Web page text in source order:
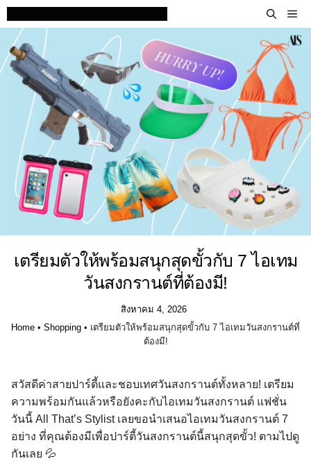
Skip
to
content
เตรียมตัวให้พร้อมสนุกสุดขั้วกับ 7 ไอเทม
วันสงกรานต์ที่ต้องมี!
สิงหาคม 4, 2026
Home • Shopping • เตรียมตัวให้พร้อมสนุกสุดขั้วกับ 7 ไอเทมวันสงกรานต์ที่
ต้องมี!
สวัสดีค่าสายปาร์ตี้และชอบเทศวันสงกรานต์ทั้งหลาย! เตรียม
ความพร้อมกันแล้วหรือยังคะกับไอเทมวันสงกรานต์ แฟชั่น
วันนี้ All That’s Stylist เลยขอนำเสนอไอเทมวันสงกรานต์ 7
อย่าง ที่คุณต้องมีเพื่อปาร์ตี้วันสงกรานต์นี้สนุกสุดขั้ว! ตามไปดู
กันเลย 💦